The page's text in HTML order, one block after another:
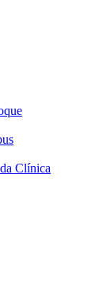
Clínica